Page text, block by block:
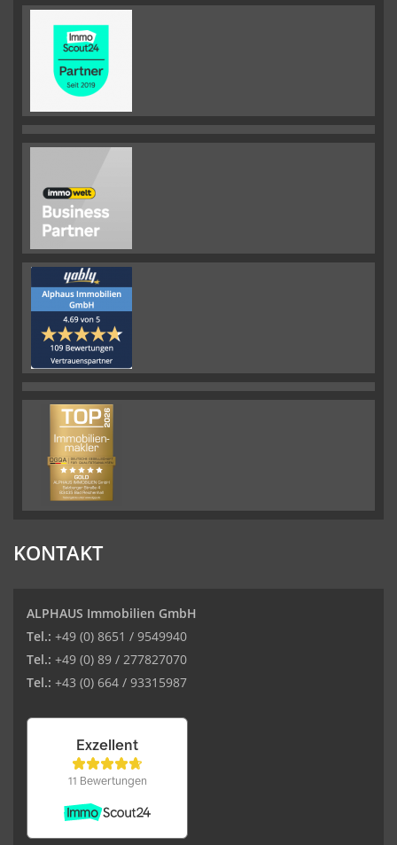
KONTAKT
ALPHAUS Immobilien GmbH
Tel.: +49 (0) 8651 / 9549940
Tel.: +49 (0) 89 / 277827070
Tel.: +43 (0) 664 / 93315987